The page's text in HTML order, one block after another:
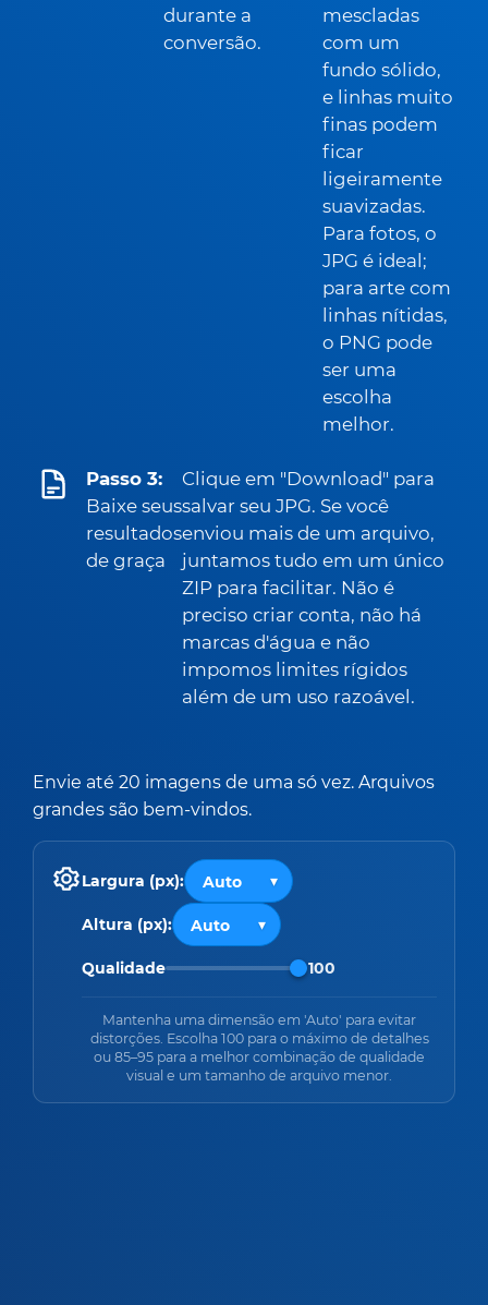
durante a
conversão.
mescladas
com um
fundo sólido,
e linhas muito
finas podem
ficar
ligeiramente
suavizadas.
Para fotos, o
JPG é ideal;
para arte com
linhas nítidas,
o PNG pode
ser uma
escolha
melhor.
Passo 3:
Baixe seus
resultados
de graça
Clique em "Download" para
salvar seu JPG. Se você
enviou mais de um arquivo,
juntamos tudo em um único
ZIP para facilitar. Não é
preciso criar conta, não há
marcas d'água e não
impomos limites rígidos
além de um uso razoável.
Envie até 20 imagens de uma só vez. Arquivos
grandes são bem-vindos.
Largura (px):
Altura (px):
Qualidade 100
Mantenha uma dimensão em 'Auto' para evitar
distorções. Escolha 100 para o máximo de detalhes
ou 85–95 para a melhor combinação de qualidade
visual e um tamanho de arquivo menor.